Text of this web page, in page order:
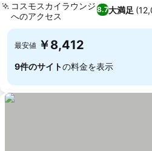
8.7大満足
コスモスカイラウンジ
へのアクセス
最安値 ￥8,412
9件のサイトの料金を表示